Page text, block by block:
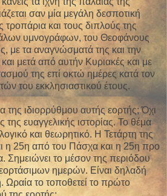
σαν μία μεγάλη δεσποτική
τροπάρια και τους διπλούς της
υμνογράφων, του Θεοφάνους
με τα αναγνώσματά της και την
μετά από αυτήν Κυριακές και με
της επί οκτώ ημέρες κατά τον
του εκκλησιαστικού έτους.
της ιδιορρύθμου αυτής εορτής; Όχι
ευαγγελικής ιστορίας. Το θέμα
και θεωρητικό. Η Τετάρτη της
η 25η από του Πάσχα και η 25η προ
Σημειώνει το μέσον της περιόδου
ημερών. Είναι δηλαδή
Ωραία το τοποθετεί το πρώτο